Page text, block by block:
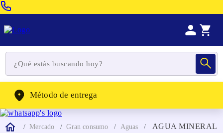
WhatsApp: (302) 262-4104
Método de entrega
Mercado Gran consumo Aguas
AGUA MINERAL